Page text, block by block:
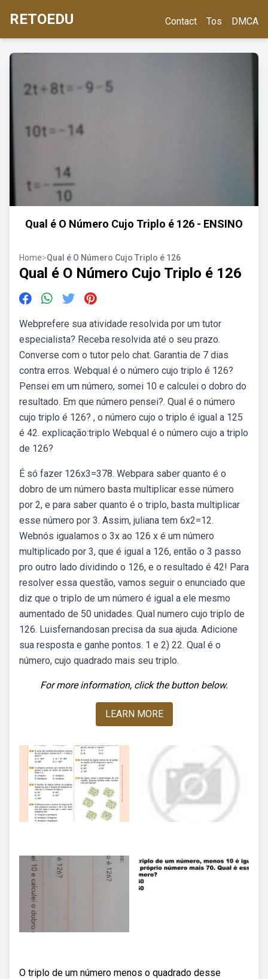
RETOEDU Contact Tos DMCA
Qual é O Número Cujo Triplo é 126 - ENSINO
Home>Qual é O Número Cujo Triplo é 126
Qual é O Número Cujo Triplo é 126
Webprefere sua atividade resolvida por um tutor
especialista? Receba resolvida até o seu prazo.
Converse com o tutor pelo chat. Garantia de 7 dias
contra erros. Webqual é o número cujo triplo é 126?
Pensei em um número, somei 10 e calculei o dobro do
resultado. Em que número pensei?. Qual é o número
cujo triplo é 126? , o número cujo o triplo é igual a 125
é 42. explicação:triplo Webqual é o número cujo a triplo
de 126?
É só fazer 126x3=378. Webpara saber quanto é o
dobro de um número basta multiplicar esse número
por 2, e para saber quanto é o triplo, basta multiplicar
esse número por 3. Assim, juliana tem 6x2=12.
Webnós igualamos o 3x ao 126 x é um número
multiplicado por 3, que é igual a 126, então o 3 passo
pro outro lado dividindo o 126, e o resultado é 42! Para
resolver essa questão, vamos seguir o enunciado que
diz que o triplo de um número é igual a ele mesmo
aumentado de 50 unidades. Qual numero cujo triplo de
126. Luisfernandosan precisa da sua ajuda. Adicione
sua resposta e ganhe pontos. 1 e 2) 22. Qual é o
número, cujo quadrado mais seu triplo.
For more information, click the button below.
LEARN MORE
O triplo de um número menos o quadrado desse